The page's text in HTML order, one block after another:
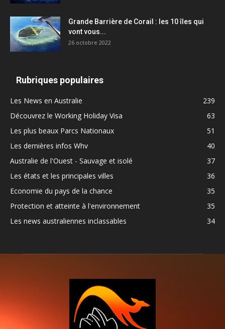
Grande Barrière de Corail : les 10 îles qui
vont vous...
26 octobre 2022
Rubriques populaires
Les News en Australie
239
Découvrez le Working Holiday Visa
63
Les plus beaux Parcs Nationaux
51
Les dernières infos Whv
40
Australie de l'Ouest - Sauvage et isolé
37
Les états et les principales villes
36
Economie du pays de la chance
35
Protection et atteinte à l'environnement
35
Les news australiennes inclassables
34